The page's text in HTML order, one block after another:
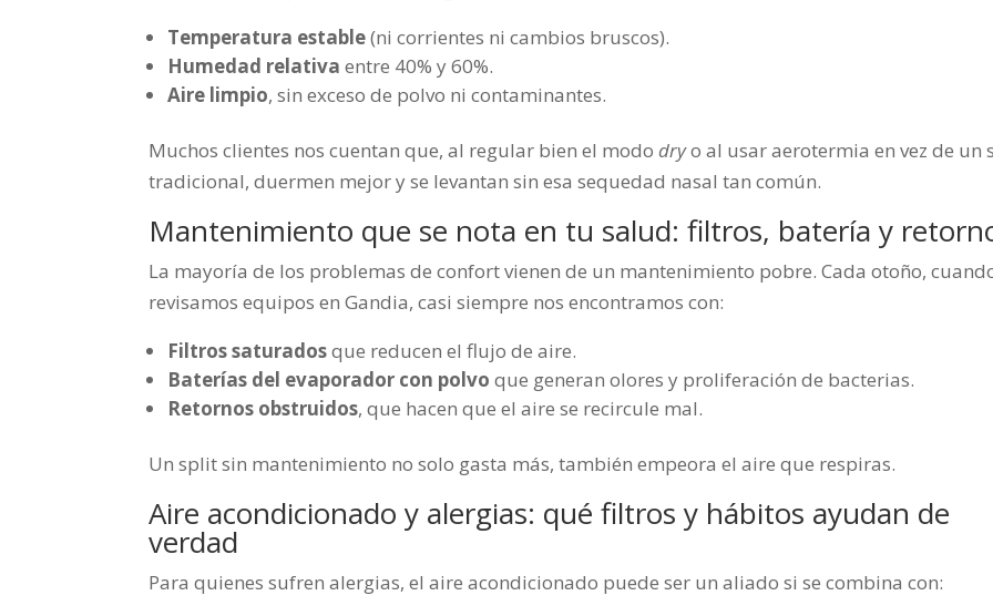
Temperatura estable(ni corrientes ni cambios bruscos).
Humedad relativa entre 40% y 60%.
Aire limpio, sin exceso de polvo ni contaminantes.
Muchos clientes nos cuentan que, al regular bien el modo dryo al usar aerotermia en vez de un
tradicional, duermen mejor y se levantan sin esa sequedad nasal tan común.
Mantenimiento que se nota en tu salud: filtros, batería y
La mayoría de los problemas de confort vienen de un mantenimiento pobre. Cada otoño,
revisamos equipos en Gandia, casi siempre nos encontramos con:
Filtros saturadosque reducen el flujo de aire.
Baterías del evaporador con polvo que generan olores y proliferación de bacterias.
Retornos obstruidos, que hacen que el aire se recircule mal.
Un split sin mantenimiento no solo gasta más, también empeora el aire que respiras.
Aire acondicionado y alergias: qué filtros y hábitos ayudan de
verdad
Para quienes sufren alergias, el aire acondicionado puede ser un aliado si se combina con: